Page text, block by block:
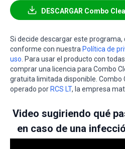
DESCARGAR Combo
Si decide descargar este
conforme con nuestra Política de
uso . Para usar el producto con
comprar una licencia para Combo
gratuita limitada disponible. Combo
operado por RCS LT, la empresa
Video sugiriendo qué
en caso de una